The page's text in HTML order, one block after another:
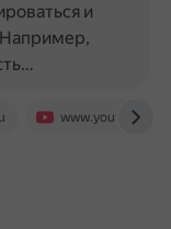
www.youtube.com
и
Например,